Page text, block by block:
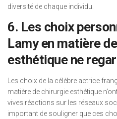
diversité de chaque individu.
6. Les choix
Lamy en matière
esthétique ne
Les choix de la célèbre actrice
matière de chirurgie esthétique
vives réactions sur les réseaux
important de souligner que ces